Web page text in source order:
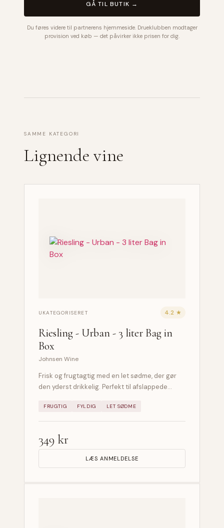
GÅ TIL BUTIK →
Du føres videre til partnerens hjemmeside. Drueklubben modtager
provision ved køb — det påvirker ikke prisen for dig.
SAMME KATEGORI
Lignende vine
UKATEGORISERET 4.2 ★
Riesling - Urban - 3 liter Bag in
Box
Johnsen Wine
Frisk og frugtagtig med en let sødme, der gør
den yderst drikkelig. Perfekt til afslappede…
FRUGTIG FYLDIG LET SØDME
349 kr
LÆS ANMELDELSE